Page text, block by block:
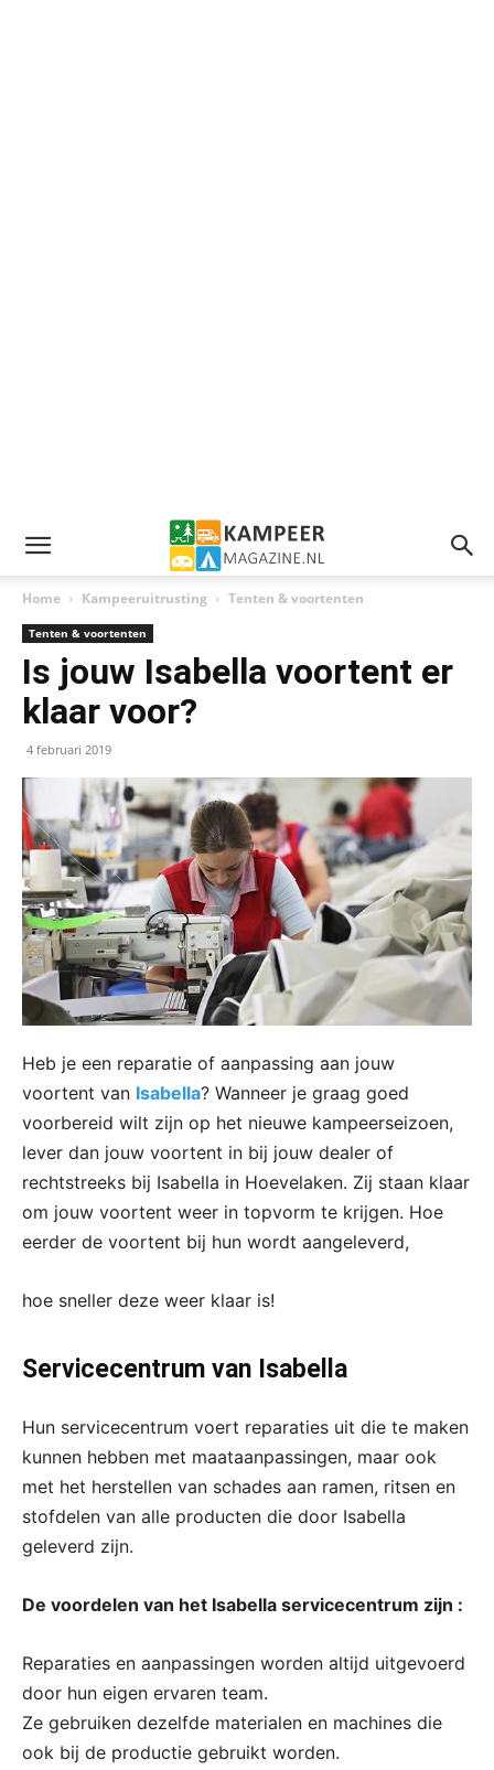
Home Kampeeruitrusting Tenten & voortenten
Tenten & voortenten
Is jouw Isabella voortent er
klaar voor?
4 februari 2019
Heb je een reparatie of aanpassing aan jouw
voortent van Isabella? Wanneer je graag goed
voorbereid wilt zijn op het nieuwe kampeerseizoen,
lever dan jouw voortent in bij jouw dealer of
rechtstreeks bij Isabella in Hoevelaken. Zij staan klaar
om jouw voortent weer in topvorm te krijgen. Hoe
eerder de voortent bij hun wordt aangeleverd,
hoe sneller deze weer klaar is!
Servicecentrum van Isabella
Hun servicecentrum voert reparaties uit die te maken
kunnen hebben met maataanpassingen, maar ook
met het herstellen van schades aan ramen, ritsen en
stofdelen van alle producten die door Isabella
geleverd zijn.
De voordelen van het Isabella servicecentrum zijn :
Reparaties en aanpassingen worden altijd uitgevoerd
door hun eigen ervaren team.
Ze gebruiken dezelfde materialen en machines die
ook bij de productie gebruikt worden.